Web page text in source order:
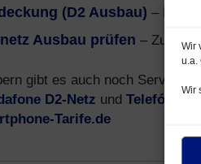
Wir
u.a.
Wir
(D2 Ausbau) –
Ausbau prüfen –
gibt es auch noch Service
D2-Netz und Telefónica-
Tarife.de